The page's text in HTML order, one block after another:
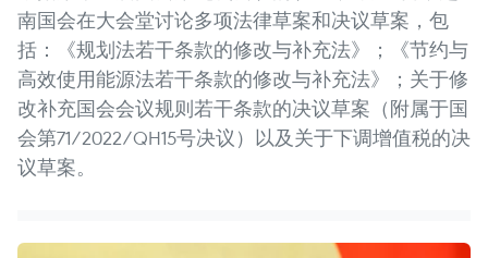
南国会在大会堂讨论多项法律草案和决议草案，包
括：《规划法若干条款的修改与补充法》；《节约与
高效使用能源法若干条款的修改与补充法》；关于修
改补充国会会议规则若干条款的决议草案（附属于国
会第71/2022/QH15号决议）以及关于下调增值税的决
议草案。